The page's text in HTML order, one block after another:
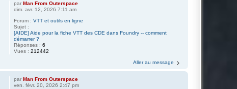
parMan From Outerspace
dim. avr. 12, 2026 7:11 am
Forum :VTT et outils en ligne
Sujet :
[AIDE] Aide pour la fiche VTT des CDE dans Foundry -- comment
démarrer ?
Réponses :6
Vues :212442
Aller au message
parMan From Outerspace
ven. févr. 20, 2026 2:47 pm